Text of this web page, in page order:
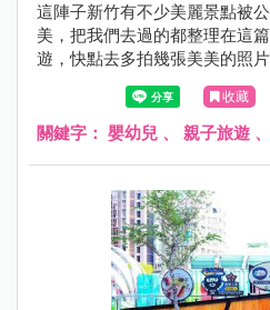
這陣子新竹有不少美麗景點被
美，把我們去過的都整理在這
遊，快點去多拍幾張美美的照片
收藏
關鍵字： 嬰幼兒 、 親子旅遊 、